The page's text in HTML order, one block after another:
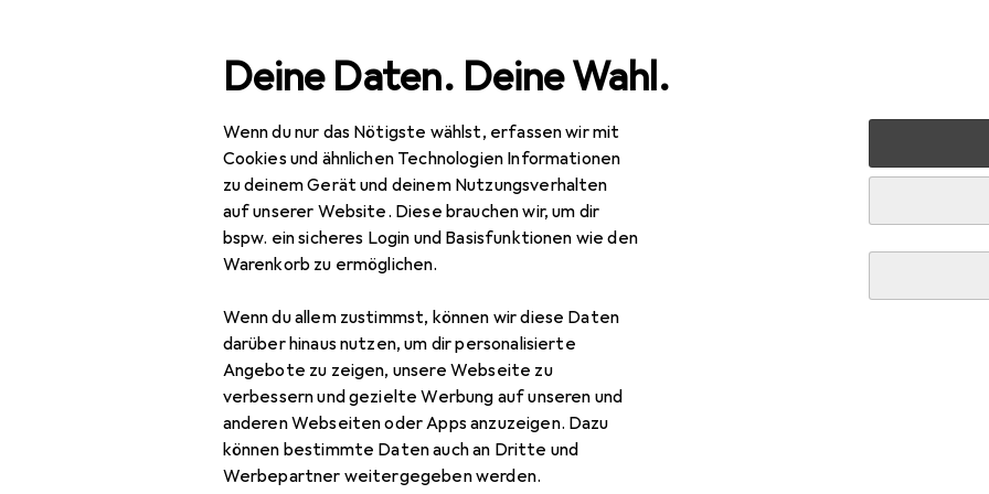
Deine Daten. Deine Wahl.
Wenn du nur das Nötigste wählst, erfassen wir mit
Cookies und ähnlichen Technologien Informationen
zu deinem Gerät und deinem Nutzungsverhalten
auf unserer Website. Diese brauchen wir, um dir
bspw. ein sicheres Login und Basisfunktionen wie den
Warenkorb zu ermöglichen.
Wenn du allem zustimmst, können wir diese Daten
darüber hinaus nutzen, um dir personalisierte
Angebote zu zeigen, unsere Webseite zu
verbessern und gezielte Werbung auf unseren und
anderen Webseiten oder Apps anzuzeigen. Dazu
können bestimmte Daten auch an Dritte und
Werbepartner weitergegeben werden.
Navigation nach Kategorien Gesamtsortiment Haushalt Küche
EUR
85,03
KelaFlavoria
Zubehör für Kela Flavoria
Hier findest du passendes Zubehör zum Produkt Kela Flavoria aus den Kategorien
Beliebt Kochbesteck Zubehör Kochgeschirr